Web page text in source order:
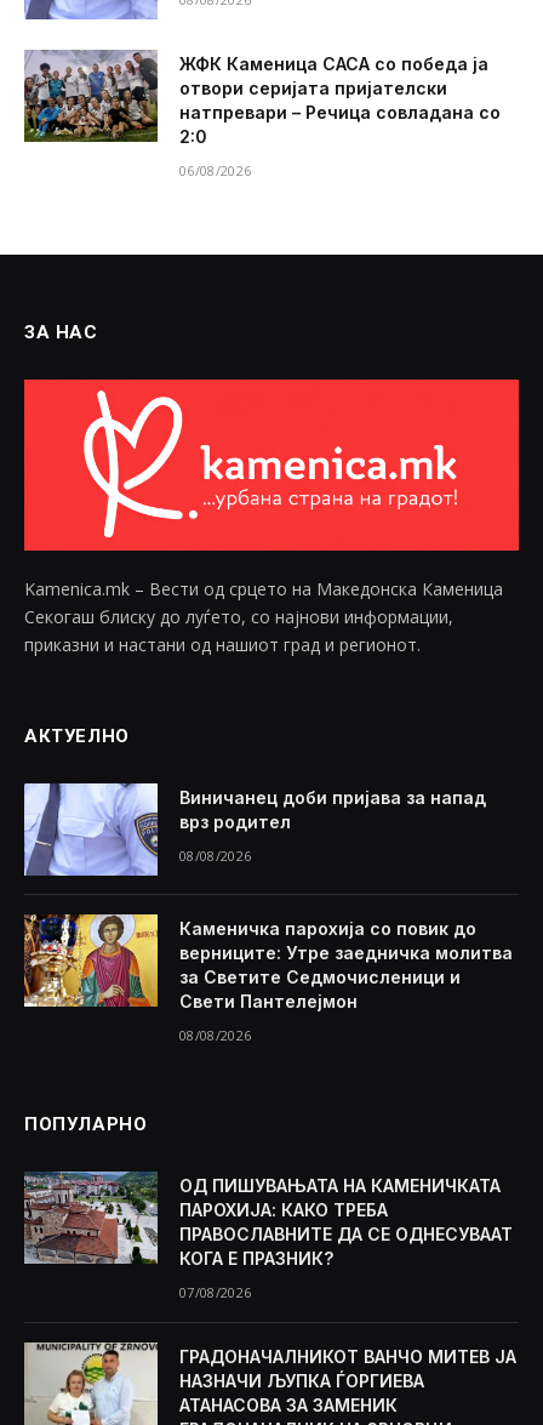
ЖФК Каменица САСА со победа ја
отвори серијата пријателски
натпревари – Речица совладана со
2:0
06/08/2026
ЗА НАС
Kamenica.mk – Вести од срцето на Македонска Каменица
Секогаш блиску до луѓето, со најнови информации,
приказни и настани од нашиот град и регионот.
АКТУЕЛНО
Виничанец доби пријава за напад
врз родител
08/08/2026
Каменичка парохија со повик до
верниците: Утре заедничка молитва
за Светите Седмочисленици и
Свети Пантелејмон
08/08/2026
ПОПУЛАРНО
ОД ПИШУВАЊАТА НА КАМЕНИЧКАТА
ПАРОХИЈА: КАКО ТРЕБА
ПРАВОСЛАВНИТЕ ДА СЕ ОДНЕСУВААТ
КОГА Е ПРАЗНИК?
07/08/2026
ГРАДОНАЧАЛНИКОТ ВАНЧО МИТЕВ ЈА
НАЗНАЧИ ЉУПКА ЃОРГИЕВА
АТАНАСОВА ЗА ЗАМЕНИК